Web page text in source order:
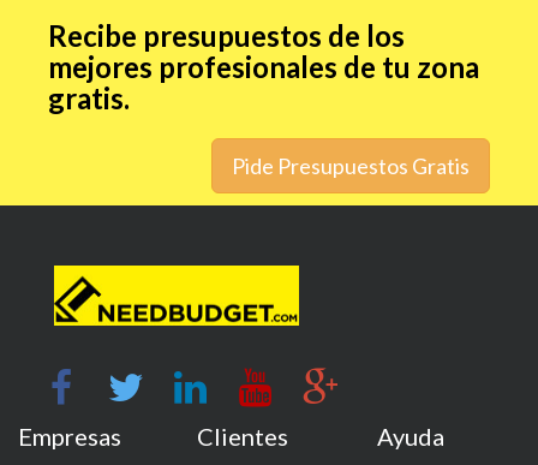
Recibe presupuestos de los
mejores profesionales de tu zona
gratis.
Pide Presupuestos Gratis
Empresas Clientes Ayuda